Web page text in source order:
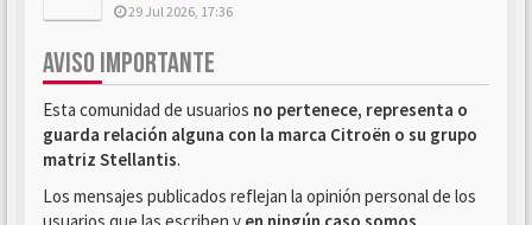
29 Jul 2026, 17:36
AVISO IMPORTANTE
Esta comunidad de usuarios no pertenece, representa o
guarda relación alguna con la marca Citroën o su grupo
matriz Stellantis.
Los mensajes publicados reflejan la opinión personal de los